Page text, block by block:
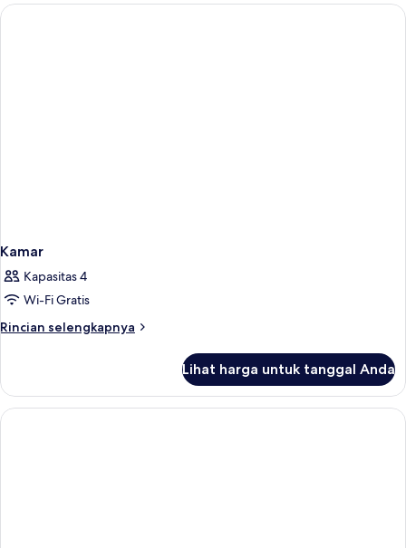
Kamar
Kapasitas 4
Wi-Fi Gratis
Rincian selengkapnya
Rincian
Kamar
Lihat harga untuk tanggal Anda